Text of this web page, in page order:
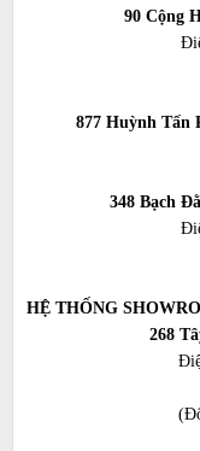
90 Cộng
877 Huỳnh Tấn
348 Bạch
HỆ THỐNG
268